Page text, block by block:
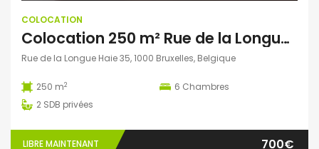
COLOCATION
Colocation 250 m² Rue de la Longue Haie, Bruxelles, Belgique
Rue de la Longue Haie 35, 1000 Bruxelles, Belgique
250 m2 6 Chambres
2 SDB privées
LIBRE MAINTENANT 700€